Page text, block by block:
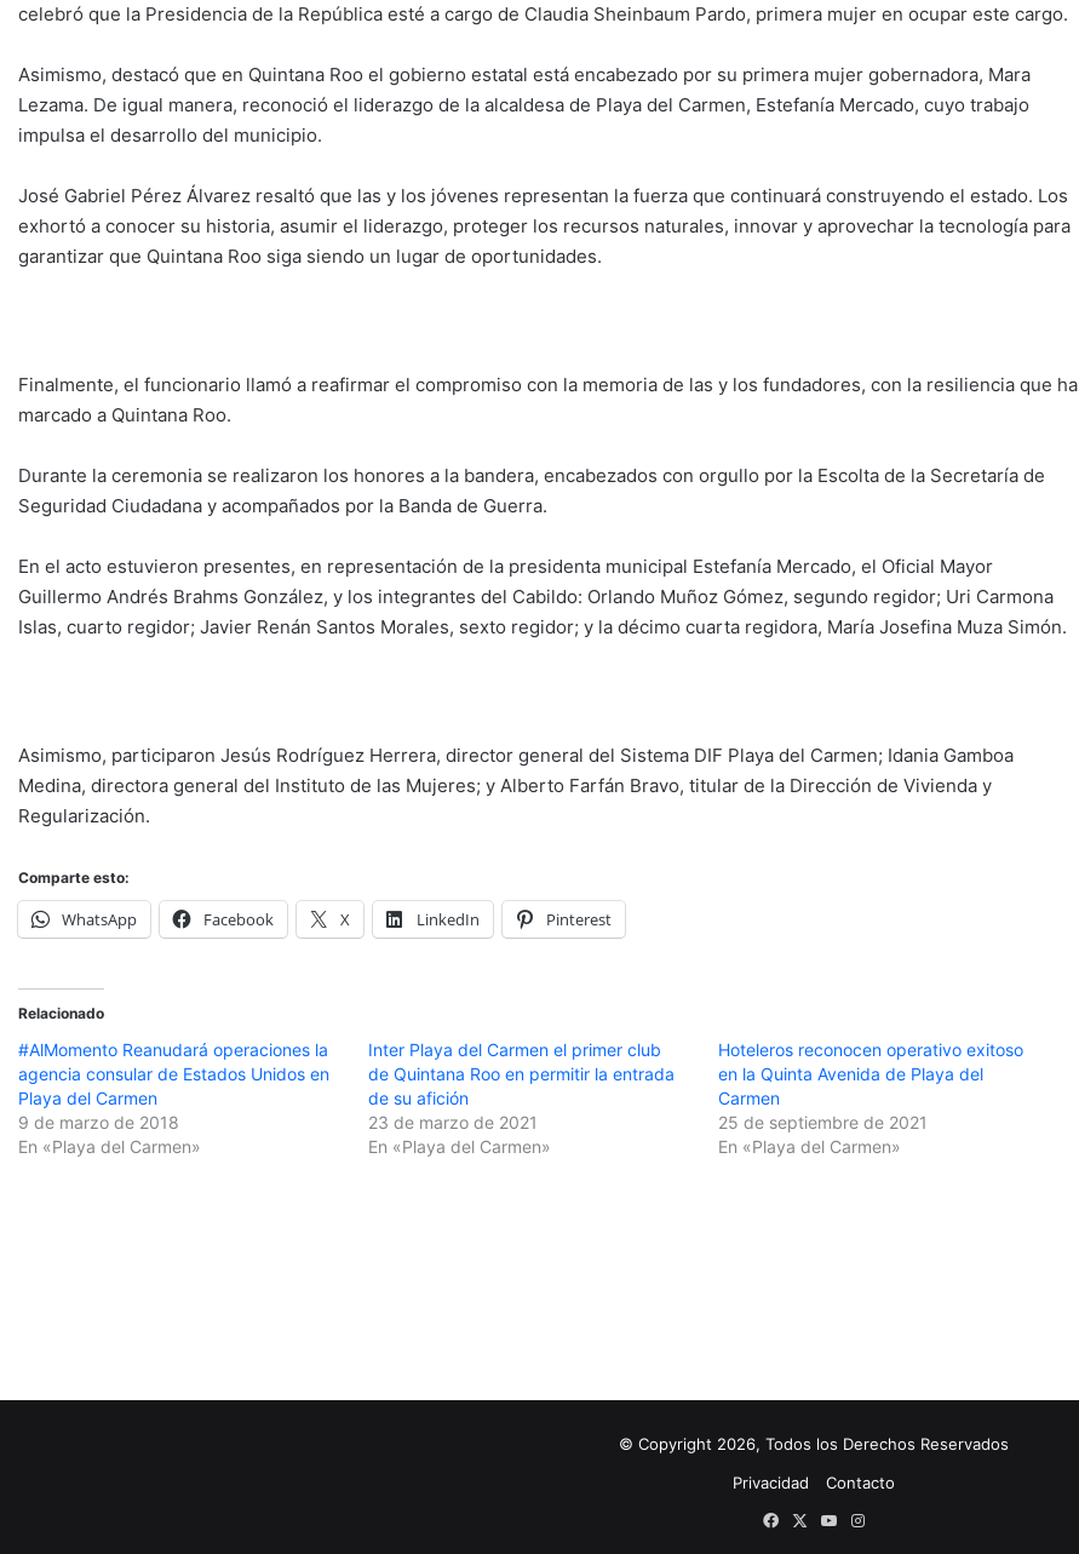
celebró que la Presidencia de la República esté a cargo de Claudia Sheinbaum Pardo, primera mujer en ocupar este cargo.
Asimismo, destacó que en Quintana Roo el gobierno estatal está encabezado por su primera mujer gobernadora, Mara
Lezama. De igual manera, reconoció el liderazgo de la alcaldesa de Playa del Carmen, Estefanía Mercado, cuyo trabajo
impulsa el desarrollo del municipio.
José Gabriel Pérez Álvarez resaltó que las y los jóvenes representan la fuerza que continuará construyendo el estado. Los
exhortó a conocer su historia, asumir el liderazgo, proteger los recursos naturales, innovar y aprovechar la tecnología para
garantizar que Quintana Roo siga siendo un lugar de oportunidades.
Finalmente, el funcionario llamó a reafirmar el compromiso con la memoria de las y los fundadores, con la resiliencia que ha
marcado a Quintana Roo.
Durante la ceremonia se realizaron los honores a la bandera, encabezados con orgullo por la Escolta de la Secretaría de
Seguridad Ciudadana y acompañados por la Banda de Guerra.
En el acto estuvieron presentes, en representación de la presidenta municipal Estefanía Mercado, el Oficial Mayor
Guillermo Andrés Brahms González, y los integrantes del Cabildo: Orlando Muñoz Gómez, segundo regidor; Uri Carmona
Islas, cuarto regidor; Javier Renán Santos Morales, sexto regidor; y la décimo cuarta regidora, María Josefina Muza Simón.
Asimismo, participaron Jesús Rodríguez Herrera, director general del Sistema DIF Playa del Carmen; Idania Gamboa
Medina, directora general del Instituto de las Mujeres; y Alberto Farfán Bravo, titular de la Dirección de Vivienda y
Regularización.
Comparte esto:
WhatsApp Facebook X LinkedIn Pinterest
Relacionado
#AlMomento Reanudará operaciones la
agencia consular de Estados Unidos en
Playa del Carmen
9 de marzo de 2018
En «Playa del Carmen»
Inter Playa del Carmen el primer club
de Quintana Roo en permitir la entrada
de su afición
23 de marzo de 2021
En «Playa del Carmen»
Hoteleros reconocen operativo exitoso
en la Quinta Avenida de Playa del
Carmen
25 de septiembre de 2021
En «Playa del Carmen»
© Copyright 2026, Todos los Derechos Reservados
Privacidad
Contacto
Facebook
X YouTubeInstagram